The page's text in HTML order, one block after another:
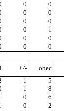
0 0
0 0
0 0
0 1
0 0
0 0
+/- obec
-1 5
-1 8
0 6
0 2